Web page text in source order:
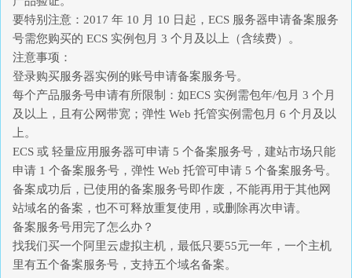
要特别注意：2017 年 10 月 10 日起，ECS 服务器申请备案服务
号需您购买的 ECS 实例包月 3 个月及以上（含续费）。
注意事项：
登录购买服务器实例的账号申请备案服务号。
每个产品服务号申请有所限制：如ECS 实例需包年/包月 3 个月
及以上，且有公网带宽；弹性 Web 托管实例需包月 6 个月及以
上。
ECS 或 轻量应用服务器可申请 5 个备案服务号，建站市场只能
申请 1 个备案服务号，弹性 Web 托管可申请 5 个备案服务号。
备案成功后，已使用的备案服务号即作废，不能再用于其他网
站域名的备案，也不可释放重复使用，或删除再次申请。
备案服务号用完了怎么办？
找我们买一个阿里云虚拟主机，最低只要55元一年，一个主机
里有五个备案服务号，支持五个域名备案。